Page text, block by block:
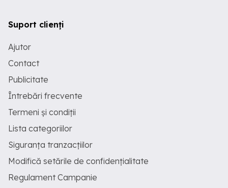
Suport clienți
Ajutor
Contact
Publicitate
Întrebări frecvente
Termeni și condiții
Lista categoriilor
Siguranța tranzacțiilor
Modifică setările de confidențialitate
Regulament Campanie